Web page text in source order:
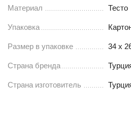
Материал Тесто
Упаковка
Размер в упаковке 34 х
Страна бренда
Страна изготовитель